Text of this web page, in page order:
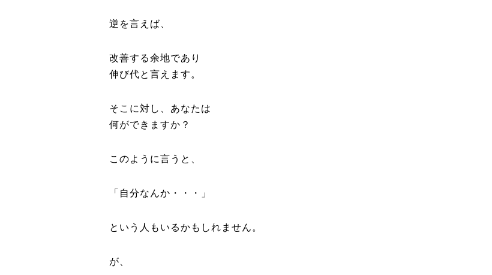
逆を言えば、
改善する余地であり
伸び代と言えます。
そこに対し、あなたは
何ができますか？
このように言うと、
「自分なんか・・・」
という人もいるかもしれません。
が、